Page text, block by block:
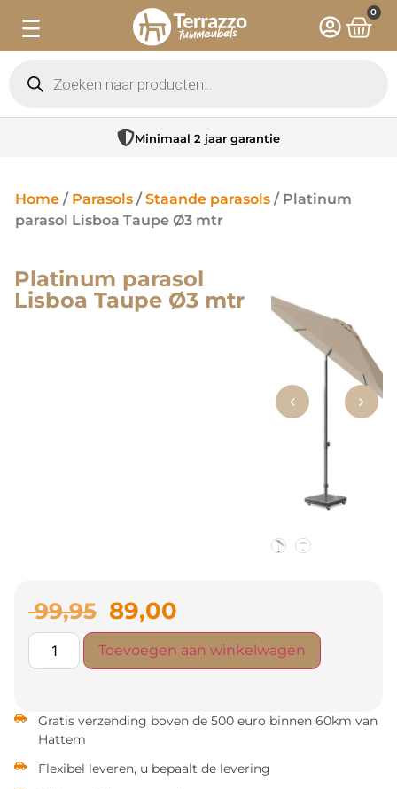
0
Minimaal 2 jaar garantie
Home / Parasols /Staande parasols / Platinum
parasol Lisboa Taupe Ø3 mtr
Platinum parasol
Lisboa Taupe Ø3 mtr
99,95 89,00
Toevoegen aan winkelwagen
Gratis verzending boven de 500 euro binnen 60km van
Hattem
Flexibel leveren, u bepaalt de levering